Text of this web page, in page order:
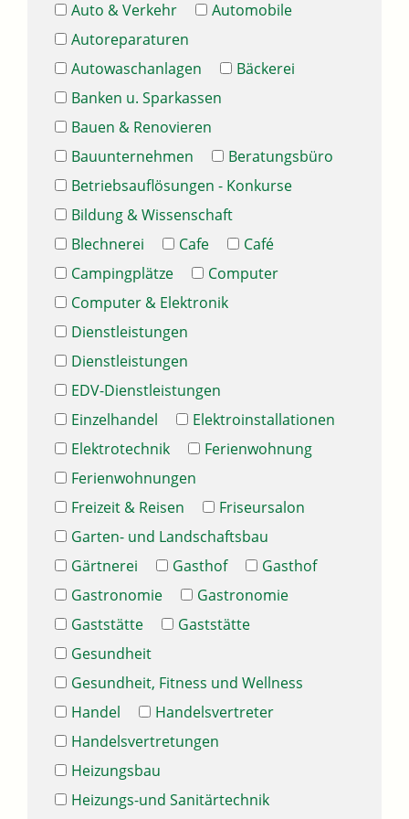
Auto & Verkehr
Automobile
Autoreparaturen
Autowaschanlagen
Bäckerei
Banken u. Sparkassen
Bauen & Renovieren
Bauunternehmen
Beratungsbüro
Betriebsauflösungen - Konkurse
Bildung & Wissenschaft
Blechnerei
Cafe
Café
Campingplätze
Computer
Computer & Elektronik
Dienstleistungen
Dienstleistungen
EDV-Dienstleistungen
Einzelhandel
Elektroinstallationen
Elektrotechnik
Ferienwohnung
Ferienwohnungen
Freizeit & Reisen
Friseursalon
Garten- und Landschaftsbau
Gärtnerei
Gasthof
Gasthof
Gastronomie
Gastronomie
Gaststätte
Gaststätte
Gesundheit
Gesundheit, Fitness und Wellness
Handel
Handelsvertreter
Handelsvertretungen
Heizungsbau
Heizungs-und Sanitärtechnik